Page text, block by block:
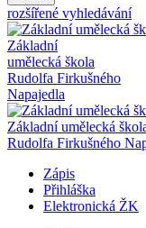
rozšířené vyhledávání
Základní
umělecká škola
Rudolfa Firkušného
Napajedla
Základní umělecká
Rudolfa Firkušného
Zápis
Přihláška
Elektronická ŽK